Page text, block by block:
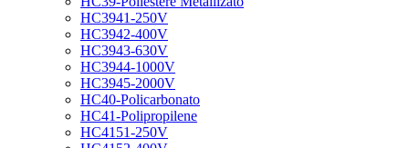
HC3941-250V
HC3942-400V
HC3943-630V
HC3944-1000V
HC3945-2000V
HC40-Policarbonato
HC41-Polipropilene
HC4151-250V